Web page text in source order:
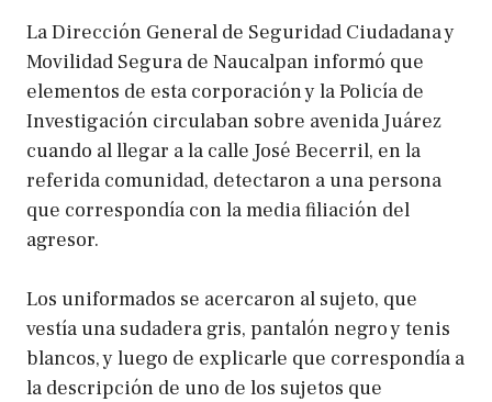
La Dirección General de Seguridad Ciudadana y
Movilidad Segura de Naucalpan informó que
elementos de esta corporación y la Policía de
Investigación circulaban sobre avenida Juárez
cuando al llegar a la calle José Becerril, en la
referida comunidad, detectaron a una persona
que correspondía con la media filiación del
agresor.
Los uniformados se acercaron al sujeto, que
vestía una sudadera gris, pantalón negro y tenis
blancos, y luego de explicarle que correspondía a
la descripción de uno de los sujetos que